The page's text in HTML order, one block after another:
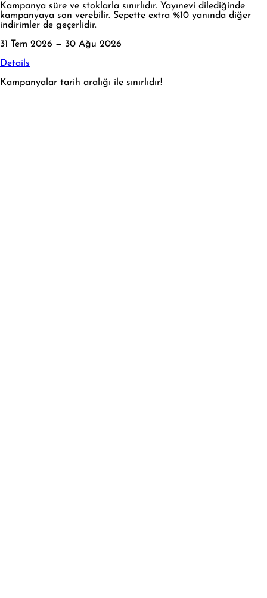
Kampanya süre ve stoklarla sınırlıdır. Yayınevi dilediğinde
kampanyaya son verebilir. Sepette extra %10 yanında diğer
indirimler de geçerlidir.
31 Tem 2026 — 30 Ağu 2026
Details
Kampanyalar tarih aralığı ile sınırlıdır!